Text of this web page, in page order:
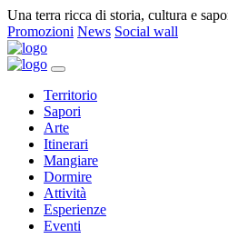
Una terra ricca di storia, cultura e
Promozioni News Social wall
Territorio
Sapori
Arte
Itinerari
Mangiare
Dormire
Attività
Esperienze
Eventi